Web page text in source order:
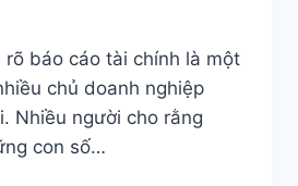
rõ báo cáo tài chính là một
chủ doanh nghiệp
Nhiều người cho rằng
con số…